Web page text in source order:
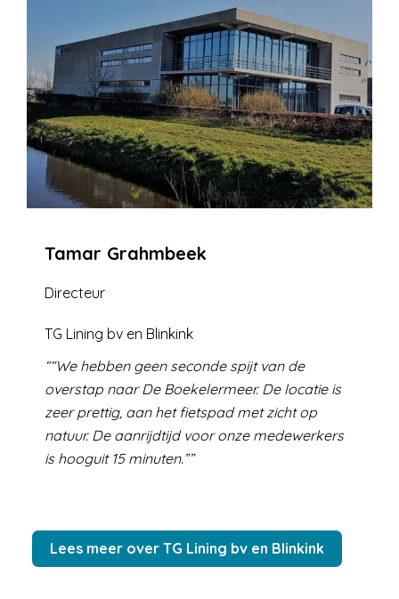
Tamar Grahmbeek
Directeur
TG Lining bv en Blinkink
“We hebben geen seconde spijt van de
overstap naar De Boekelermeer. De locatie is
zeer prettig, aan het fietspad met zicht op
natuur. De aanrijdtijd voor onze medewerkers
is hooguit 15 minuten.”
Lees meer over TG Lining bv en Blinkink